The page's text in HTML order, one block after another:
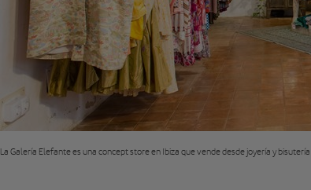
La Galería Elefante es una concept store en Ibiza que vende desde joyería y